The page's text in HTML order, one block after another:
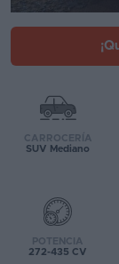
Eléctricos
Híbridos
Ofertas
Asistente
opiniones
Guías
CARROCERÍA
SUV Mediano
POTENCIA
272-435 CV